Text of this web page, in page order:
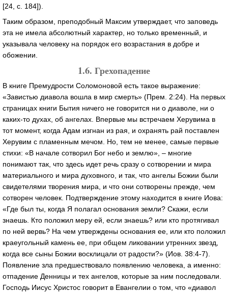
[24, c. 184]).
Таким образом, преподобный Максим утверждает, что заповедь
эта не имела абсолютный характер, но только временный, и
указывала человеку на порядок его возрастания в добре и
обожении.
1.6. Грехопадение
В книге Премудрости Соломоновой есть такое выражение:
«Завистью диавола вошла в мир смерть» (Прем. 2:24). На первых
страницах книги Бытия ничего не говорится ни о диаволе, ни о
каких-то духах, об ангелах. Впервые мы встречаем Херувима в
тот момент, когда Адам изгнан из рая, и охранять рай поставлен
Херувим с пламенным мечом. Но, тем не менее, самые первые
стихи: «В начале сотворил Бог небо и землю», – многие
понимают так, что здесь идет речь сразу о сотворении и мира
материального и мира духовного, и так, что ангелы Божии были
свидетелями творения мира, и что они сотворены прежде, чем
сотворен человек. Подтверждение этому находится в книге Иова:
«Где был ты, когда Я полагал основания земли? Скажи, если
знаешь. Кто положил меру ей, если знаешь? или кто протягивал
по ней вервь? На чем утверждены основания ее, или кто положил
краеугольный камень ее, при общем ликовании утренних звезд,
когда все сыны Божии восклицали от радости?» (Иов. 38:4-7).
Появление зла предшествовало появлению человека, а именно:
отпадение Денницы и тех ангелов, которые за ним последовали.
Господь Иисус Христос говорит в Евангелии о том, что «диавол